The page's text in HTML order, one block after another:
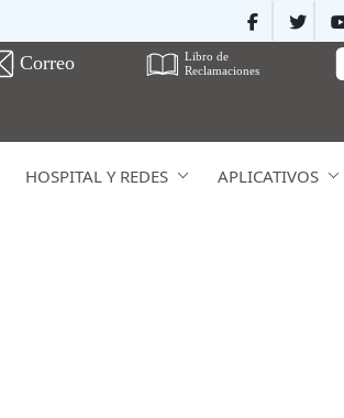
HOSPITAL Y REDES APLICATIVOS